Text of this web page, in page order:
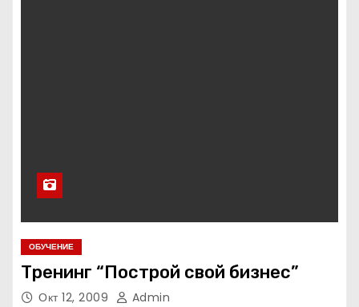
ОБУЧЕНИЕ
Тренинг “Построй свой бизнес”
Окт 12, 2009 Admin